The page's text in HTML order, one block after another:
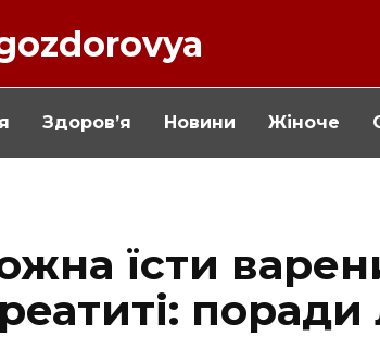
Здоров’я Новини Жіноче
їсти
поради